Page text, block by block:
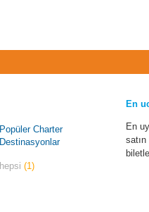
Popüler Charter
Destinasyonlar
hepsi(1)
En
En